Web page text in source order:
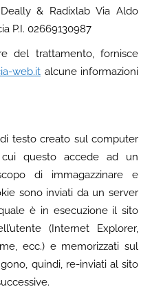
& Radixlab Via Aldo
P.I. 02669130987
del trattamento, fornisce
web.it alcune informazioni
testo creato sul computer
questo accede ad un
di immagazzinare e
sono inviati da un server
è in esecuzione il sito
(Internet Explorer,
ecc.) e memorizzati sul
quindi, re-inviati al sito